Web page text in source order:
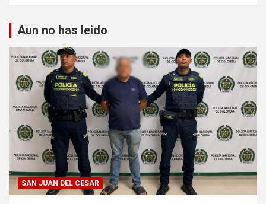
Aun no has leido
SAN JUAN DEL CESAR